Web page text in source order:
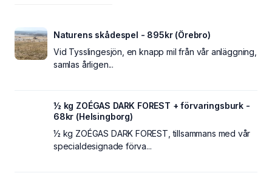
Naturens skådespel - 895kr (Örebro)
Vid Tysslingesjön, en knapp mil från vår anläggning,
samlas årligen...
½ kg ZOÉGAS DARK FOREST + förvaringsburk -
68kr (Helsingborg)
½ kg ZOÉGAS DARK FOREST, tillsammans med vår
specialdesignade förva...